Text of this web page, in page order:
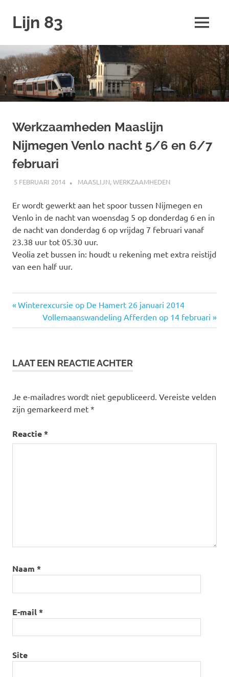
naar
inhoud
Lijn 83 MENU
Werkzaamheden Maaslijn
Nijmegen Venlo nacht 5/6 en 6/7
februari
5 FEBRUARI 2014 SPOORZOEKER
MAASLIJN,WERKZAAMHEDEN
Er wordt gewerkt aan het spoor tussen Nijmegen en
Venlo in de nacht van woensdag 5 op donderdag 6 en in
de nacht van donderdag 6 op vrijdag 7 februari vanaf
23.38 uur tot 05.30 uur.
Veolia zet bussen in: houdt u rekening met extra reistijd
van een half uur.
Bericht
Vorige
bericht:
Winterexcursie op De Hamert 26 januari 2014
Volgende
bericht:
Vollemaanswandeling Afferden op 14 februari
LAAT EEN REACTIE ACHTER
Je e-mailadres wordt niet gepubliceerd. Vereiste velden
zijn gemarkeerd met *
Reactie*
Naam *
E-mail*
Site